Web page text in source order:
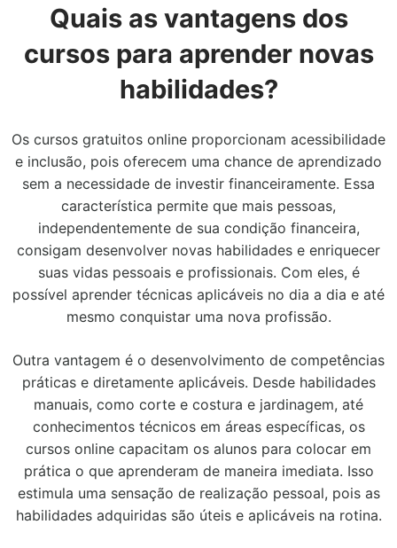
Quais as vantagens dos
cursos para aprender novas
habilidades?
Os cursos gratuitos online proporcionam acessibilidade
e inclusão, pois oferecem uma chance de aprendizado
sem a necessidade de investir financeiramente. Essa
característica permite que mais pessoas,
independentemente de sua condição financeira,
consigam desenvolver novas habilidades e enriquecer
suas vidas pessoais e profissionais. Com eles, é
possível aprender técnicas aplicáveis no dia a dia e até
mesmo conquistar uma nova profissão.
Outra vantagem é o desenvolvimento de competências
práticas e diretamente aplicáveis. Desde habilidades
manuais, como corte e costura e jardinagem, até
conhecimentos técnicos em áreas específicas, os
cursos online capacitam os alunos para colocar em
prática o que aprenderam de maneira imediata. Isso
estimula uma sensação de realização pessoal, pois as
habilidades adquiridas são úteis e aplicáveis na rotina.